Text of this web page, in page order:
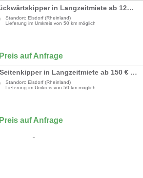
Rückwärtskipper in Langzeitmiete ab 120 € / Monat
Standort: Elsdorf (Rheinland)
Lieferung im Umkreis von 50 km möglich
Preis auf Anfrage
3 Seitenkipper in Langzeitmiete ab 150 € / Monat
Standort: Elsdorf (Rheinland)
Lieferung im Umkreis von 50 km möglich
Preis auf Anfrage